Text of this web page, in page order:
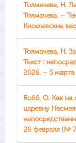
Толмачева, Н.
Толмачева. –
Киселевские
Толмачева, Н.
Текст :
2026. – 5
Бобб, О. Как на
царевну
26 февраля (№